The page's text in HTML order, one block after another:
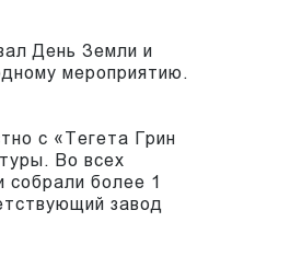
День Земли и
мероприятию.
с «Тегета Грин
Во всех
собрали более 1
завод